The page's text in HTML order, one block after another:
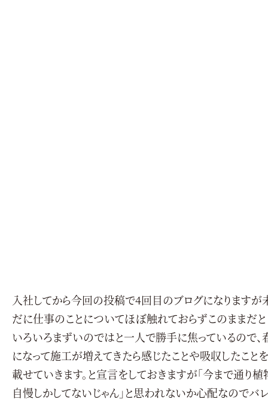
入社してから今回の投稿で4回目のブログになりますが
だに仕事のことについてほぼ触れておらずこのままだと
いろいろまずいのではと一人で勝手に焦っているので、
になって施工が増えてきたら感じたことや吸収したことを
載せていきます。と宣言をしておきますが「今まで通り植
自慢しかしてないじゃん」と思われないか心配なのでバレ